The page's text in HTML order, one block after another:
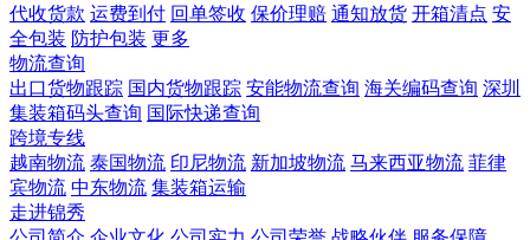
代收货款 运费到付 回单签收 保价理赔 通知放货 开箱清点 安
全包装 防护包装 更多
物流查询
出口货物跟踪 国内货物跟踪 安能物流查询 海关编码查询 深圳
集装箱码头查询 国际快递查询
跨境专线
越南物流 泰国物流 印尼物流 新加坡物流 马来西亚物流 菲律
宾物流 中东物流 集装箱运输
走进锦秀